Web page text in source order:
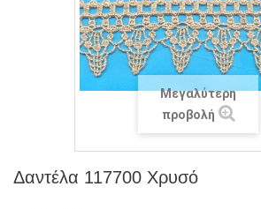
Μεγαλύτερη
προβολή
Δαντέλα 117700 Χρυσό